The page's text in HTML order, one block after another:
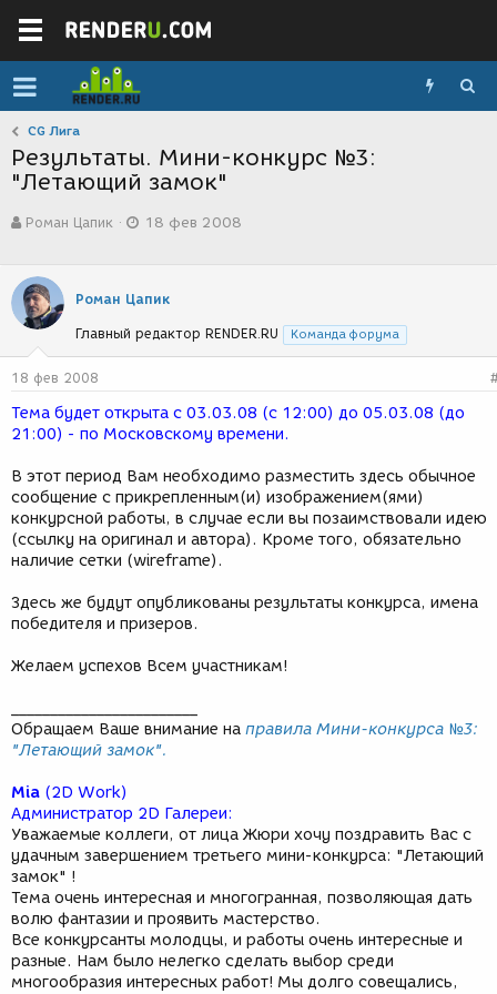
CG Лига
Результаты. Мини-конкурс №3:
"Летающий замок"
в
р
т
е
Роман Цапик
а
о
з
и
я
18 фев 2008
Роман Цапик
Главный редактор RENDER.RU Команда форума
18 фев 2008
Тема будет открыта с 03.03.08 (с 12:00) до 05.03.08 (до
21:00) - по Московскому времени.
В этот период Вам необходимо разместить здесь обычное
сообщение с прикрепленным(и) изображением(ями)
конкурсной работы, в случае если вы позаимствовали идею
(ссылку на оригинал и автора). Кроме того, обязательно
наличие сетки (wireframe).
Здесь же будут опубликованы результаты конкурса, имена
победителя и призеров.
Желаем успехов Всем участникам!
Обращаем Ваше внимание на правила Мини-конкурса №3:
"Летающий замок".
Mia (2D Work)
Администратор 2D Галереи:
Уважаемые коллеги, от лица Жюри хочу поздравить Вас с
удачным завершением третьего мини-конкурса: "Летающий
замок" !
Тема очень интересная и многогранная, позволяющая дать
волю фантазии и проявить мастерство.
Все конкурсанты молодцы, и работы очень интересные и
разные. Нам было нелегко сделать выбор среди
многообразия интересных работ! Мы долго совещались,